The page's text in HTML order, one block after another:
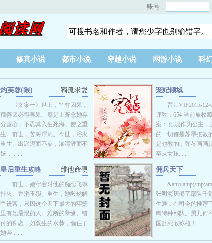
账号：
修真小说 都市小说 穿越小说 网游小说 科
獨孤求愛
灼芙蓉(限)
《文案一》世上，皆有因果，
種善因必得善果。應是上蒼念她存
分善心，不忍其入生死海。使之重
生。前世，苦海浮沉。今世，浴火
重生。出淤泥而不染，濯清漣而不
妖，... ...
宠妃倾城
晋江VIP2015-12-
评数：654 当前被收
案： 倾城作为公主，
的一切都是苏墨弦教
是他教的，弹琴画画
至从女孩......
维他命硬
皇后重生攻略
前世，她守着对他的痴恋飞蛾
扑火、香消玉殒。重生，她毅然解
甲进宫，只因这个天下最大的牢笼
里有她最恨的人。难断的孽缘、错
付的痴恋，如双生的水莽，缠住了
她奔... ...
佣兵天下
张明海厌倦了部队千
生涯，在司令的推荐
鹰特种部队。男儿何
国赴死敢称雄！... ...